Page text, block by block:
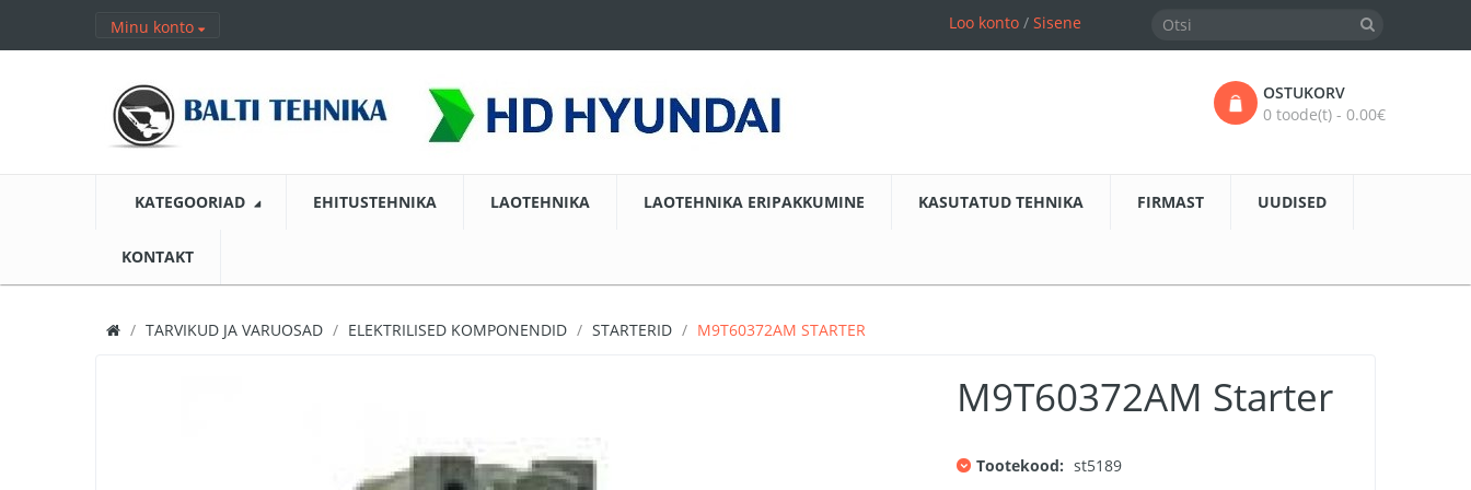
Minu konto Loo konto/ Sisene
OSTUKORV
0 toode(t) - 0.00€
KATEGOORIAD EHITUSTEHNIKA LAOTEHNIKA LAOTEHNIKA ERIPAKKUMINE KASUTATUD TEHNIKA FIRMAST UUDISED
KONTAKT
TARVIKUD JA VARUOSAD ELEKTRILISED KOMPONENDID STARTERID M9T60372AM STARTER
M9T60372AM Starter
Tootekood: st5189